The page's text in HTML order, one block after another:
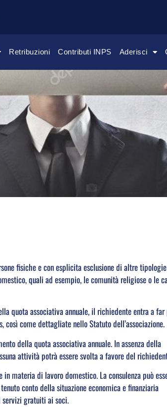
Retribuzioni Contributi INPS Aderisci
fisiche e con esplicita esclusione di altre
quali ad esempio, le comunità religiose o le
quota associativa annuale, il richiedente entra a
come dettagliate nello Statuto dell’associazione.
della quota associativa annuale. In assenza della
attività potrà essere svolta a favore del
materia di lavoro domestico. La consulenza può
conto della situazione economica e finanziaria
servizi gratuiti ai soci.